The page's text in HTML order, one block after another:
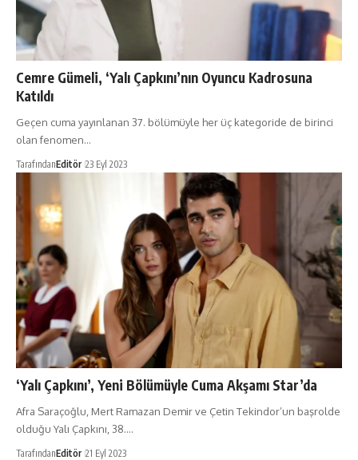
Cemre Gümeli, ‘Yalı Çapkını’nın Oyuncu Kadrosuna
Katıldı
Geçen cuma yayınlanan 37. bölümüyle her üç kategoride de birinci
olan fenomen…
TarafındanEditör 23 Eyl 2023
‘Yalı Çapkını’, Yeni Bölümüyle Cuma Akşamı Star’da
Afra Saraçoğlu, Mert Ramazan Demir ve Çetin Tekindor’un başrolde
olduğu Yalı Çapkını, 38.…
TarafındanEditör 21 Eyl 2023